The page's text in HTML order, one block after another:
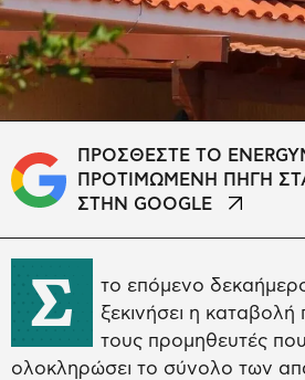
ΠΡΟΣΘΕΣΤΕ ΤΟ
ΠΡΟΤΙΜΩΜΕΝΗ ΠΗΓΗ
ΣΤΗΝ GOOGLE
Σ
το επόμενο
ξεκινήσει η
τους προμηθευτές
ολοκληρώσει το σύνολο των